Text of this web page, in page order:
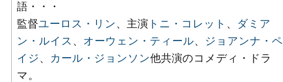
語・・・
監督ユーロス・リン 、主演 トニ・コレット 、 ダミア
ン・ルイス 、 オーウェン・ティール、 ジョアンナ・ペ
イジ、 カール・ジョンソン他共演のコメディ・ドラ
マ。